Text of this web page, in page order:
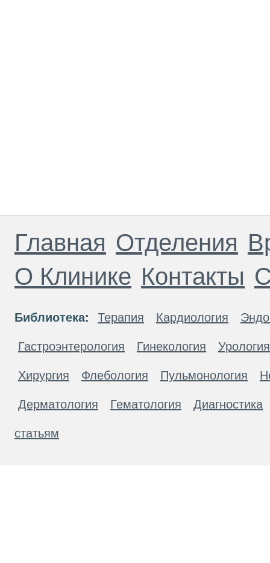
Главная Отделения
О Клинике Контакты
Библиотека: Терапия Кардиология
Гастроэнтерология Гинекология Урология
Хирургия Флебология Пульмонология
Дерматология Гематология Диагностика
статьям